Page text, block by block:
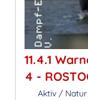
11.4.1
4 -
Aktiv /